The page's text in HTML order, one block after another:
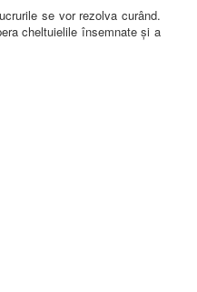
se vor rezolva curând.
cheltuielile însemnate și a